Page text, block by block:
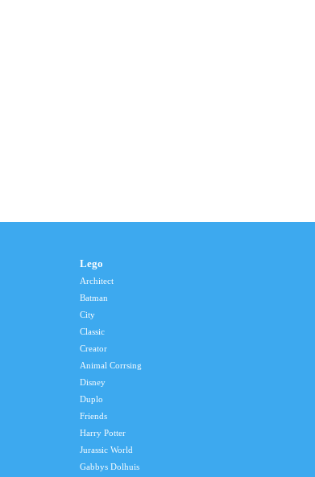
Lego
Architect
Batman
City
Classic
Creator
Animal Corrsing
Disney
Duplo
Friends
Harry Potter
Jurassic World
Gabbys Dolhuis